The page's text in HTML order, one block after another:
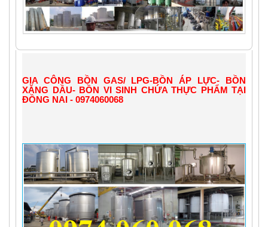
GIA CÔNG BỒN GAS/ LPG-BỒN ÁP LỰC- BỒN
XĂNG DẦU- BỒN VI SINH CHỨA THỰC PHẨM TẠI
ĐỒNG NAI - 0974060068